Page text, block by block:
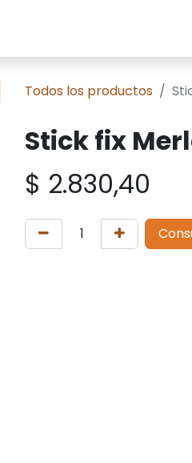
Todos los productos
Stick fix
$ 2.830,40